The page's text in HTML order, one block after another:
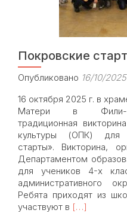
Покровские
Опубликовано 16/10/2025
16 октября 2025 г. в
Матери в Фили-
традиционная
культуры (ОПК) для
старты». Викторина,
Департаментом
для учеников 4-х
административного
Ребята приходят из
участвуют в Read
[…]